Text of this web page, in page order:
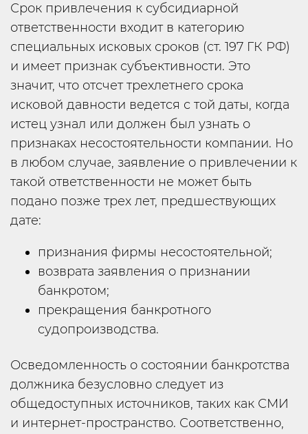
Срок привлечения к субсидиарной
ответственности входит в категорию
специальных исковых сроков (ст. 197 ГК РФ)
и имеет признак субъективности. Это
значит, что отсчет трехлетнего срока
исковой давности ведется с той даты, когда
истец узнал или должен был узнать о
признаках несостоятельности компании. Но
в любом случае, заявление о привлечении к
такой ответственности не может быть
подано позже трех лет, предшествующих
дате:
признания фирмы несостоятельной;
возврата заявления о признании
банкротом;
прекращения банкротного
судопроизводства.
Осведомленность о состоянии банкротства
должника безусловно следует из
общедоступных источников, таких как СМИ
и интернет-пространство. Соответственно,